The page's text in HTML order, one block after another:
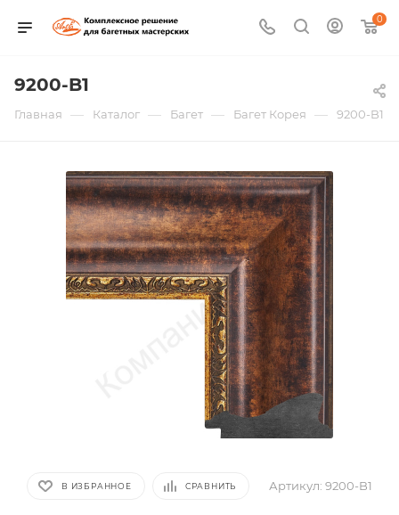
0
9200-B1
Главная — Каталог — Багет — Багет Корея — 9200-B1
В ИЗБРАННОЕ СРАВНИТЬ Артикул: 9200-B1